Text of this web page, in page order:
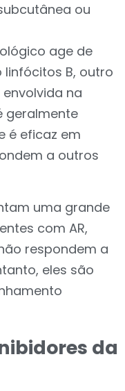
ou
age de
B, outro
na
geralmente
é eficaz em
a outros
uma grande
com AR,
respondem a
eles são
da